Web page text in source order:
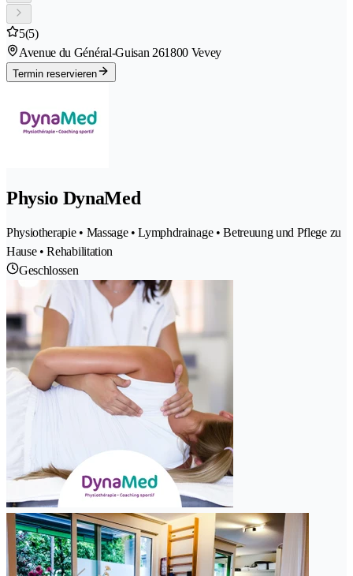
5(5)
Avenue du Général-Guisan 261800 Vevey
Termin reservieren
Physio DynaMed
Physiotherapie • Massage • Lymphdrainage • Betreuung und Pflege zu
Hause • Rehabilitation
Geschlossen